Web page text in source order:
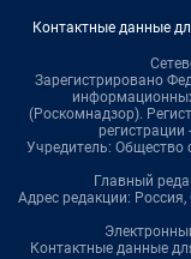
Контактные данные
Зарегистрировано
(Роскомнадзор).
Учредитель: Общество
Главный
Адрес редакции:
Контактные данные